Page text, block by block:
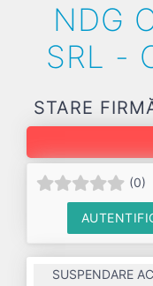
NDG
SRL -
STARE
(0)
SUSPENDARE